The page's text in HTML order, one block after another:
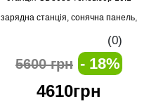
зарядна станція, сонячна панель,
ліхтарі та радіо в одному пристрої
(0)
5600 грн - 18%
4610грн